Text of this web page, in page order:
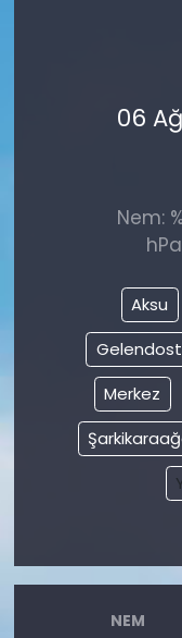
06
Nem:
Aksu
Gelendost
Merkez
NEM